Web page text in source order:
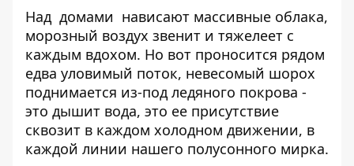
Над домами нависают массивные облака,
морозный воздух звенит и тяжелеет с
каждым вдохом. Но вот проносится рядом
едва уловимый поток, невесомый шорох
поднимается из-под ледяного покрова -
это дышит вода, это ее присутствие
сквозит в каждом холодном движении, в
каждой линии нашего полусонного мирка.